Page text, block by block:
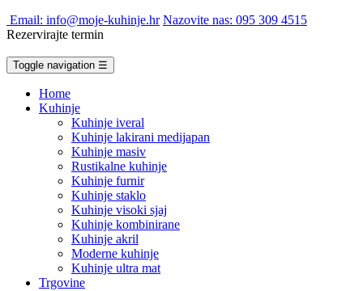
Email: info@moje-kuhinje.hr Nazovite nas: 095 309 4515
Rezervirajte termin
Toggle navigation ☰
Home
Kuhinje
Kuhinje iveral
Kuhinje lakirani medijapan
Kuhinje masiv
Rustikalne kuhinje
Kuhinje furnir
Kuhinje staklo
Kuhinje visoki sjaj
Kuhinje kombinirane
Kuhinje akril
Moderne kuhinje
Kuhinje ultra mat
Trgovine